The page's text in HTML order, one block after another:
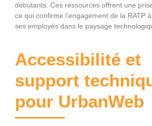
débutants. Ces ressources offrent une
ce qui confirme l’engagement de la RATP
ses employés dans le paysage
Accessibilité et
support
pour UrbanWeb